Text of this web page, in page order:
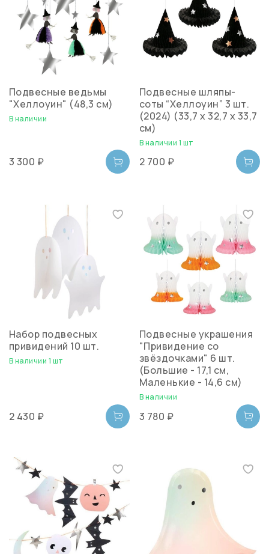
Подвесные ведьмы
"Хеллоуин" (48,3 см)
В наличии
3 300 ₽
Подвесные шляпы-
соты “Хеллоуин” 3 шт.
(2024) (33,7 x 32,7 x 33,7
см)
В наличии 1 шт
2 700 ₽
Набор подвесных
привидений 10 шт.
В наличии 1 шт
2 430 ₽
Подвесные украшения
"Привидение со
звёздочками" 6 шт.
(Большие - 17,1 см,
Маленькие - 14,6 см)
В наличии
3 780 ₽